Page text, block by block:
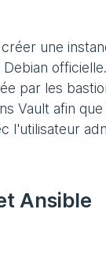
une
par les
Vault afin
l'utilisateur
Ansible